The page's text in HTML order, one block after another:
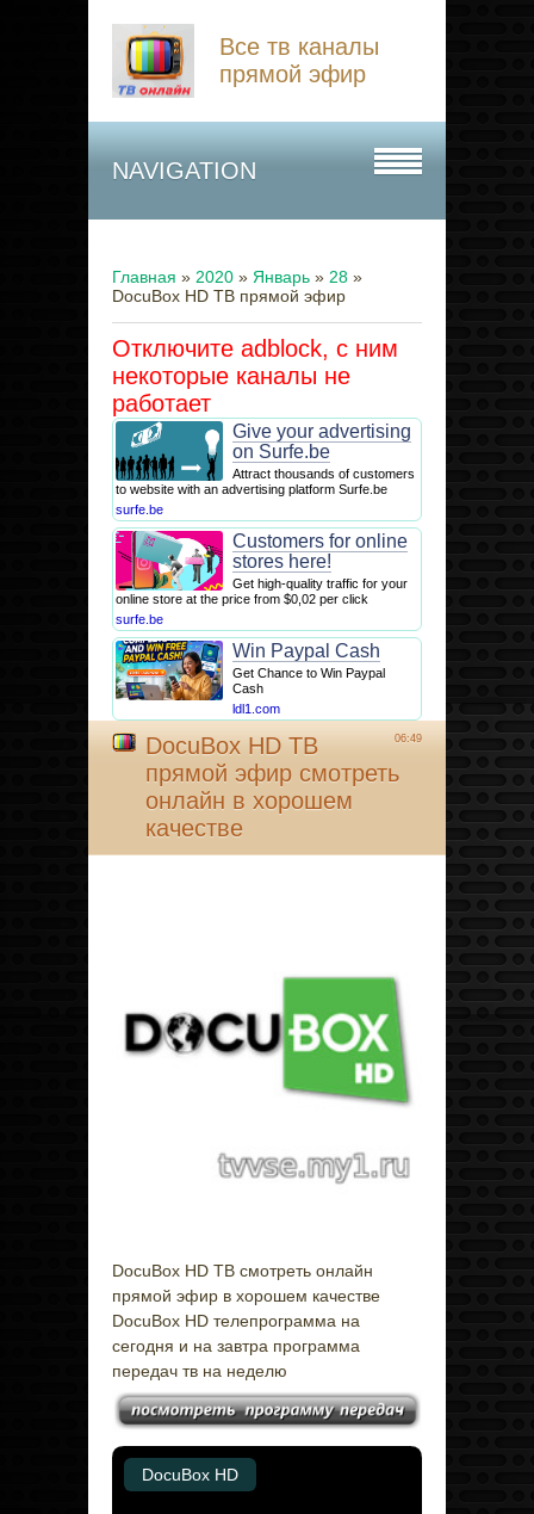
Все тв каналы
прямой эфир
NAVIGATION
Главная » 2020 » Январь » 28 »
DocuBox HD ТВ прямой эфир
Отключите adblock, с ним
некоторые каналы не
работает
Give your advertising
on Surfe.be
Attract thousands of customers
to website with an advertising platform Surfe.be
surfe.be
Customers for online
stores here!
Get high-quality traffic for your
online store at the price from $0,02 per click
surfe.be
Win Paypal Cash
Get Chance to Win Paypal
Cash
ldl1.com
06:49
DocuBox HD ТВ
прямой эфир смотреть
онлайн в хорошем
качестве
DocuBox HD ТВ смотреть онлайн
прямой эфир в хорошем качестве
DocuBox HD телепрограмма на
сегодня и на завтра программа
передач тв на неделю